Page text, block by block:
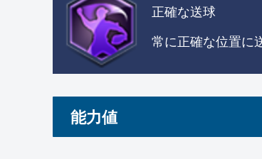
正確な送球
常に正確な位置に
能力値